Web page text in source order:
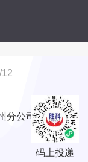
分公司
码上投递